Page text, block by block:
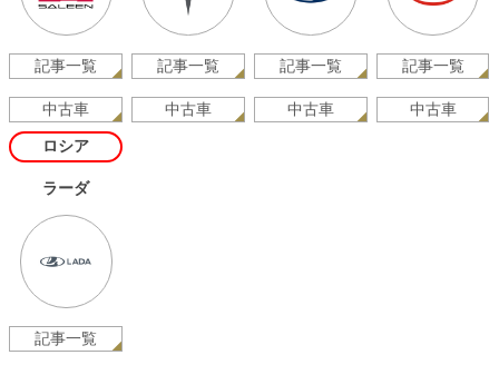
記事一覧
中古車
記事一覧
中古車
記事一覧
中古車
記事一覧
中古車
ロシア
ラーダ
記事一覧